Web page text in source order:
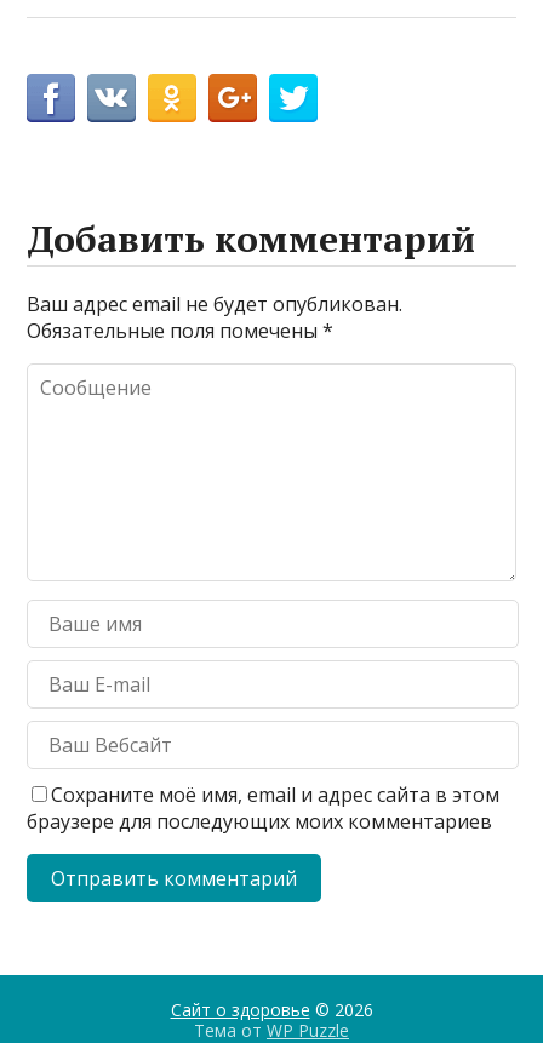
Добавить комментарий
Ваш адрес email не будет опубликован.
Обязательные поля помечены*
Сохраните моё имя, email и адрес сайта в этом
браузере для последующих моих комментариев
Сайт о здоровье © 2026
Тема от WP Puzzle